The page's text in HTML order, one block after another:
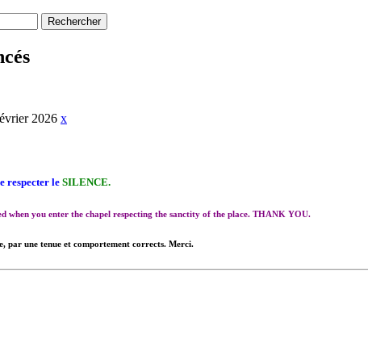
2026 x
respecter le SILENCE.
when you enter the chapel respecting the sanctity of the place. THANK YOU.
par une tenue et comportement corrects. Merci.